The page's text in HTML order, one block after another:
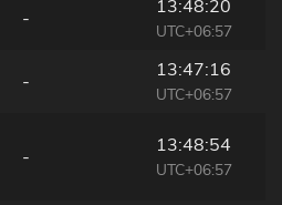
-
13:48:20
UTC+06:57
-
13:47:16
UTC+06:57
-
13:48:54
UTC+06:57